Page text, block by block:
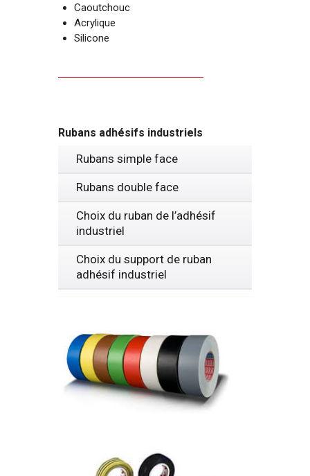
Caoutchouc
Acrylique
Silicone
Rubans adhésifs industriels
Rubans simple face
Rubans double face
Choix du ruban de l’adhésif
industriel
Choix du support de ruban
adhésif industriel